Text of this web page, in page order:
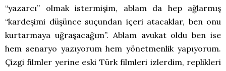
“yazarcı” olmak istermişim, ablam da hep ağlarmış
“kardeşimi düşünce suçundan içeri atacaklar, ben onu
kurtarmaya uğraşacağım”. Ablam avukat oldu ben ise
hem senaryo yazıyorum hem yönetmenlik yapıyorum.
Çizgi filmler yerine eski Türk filmleri izlerdim, replikleri